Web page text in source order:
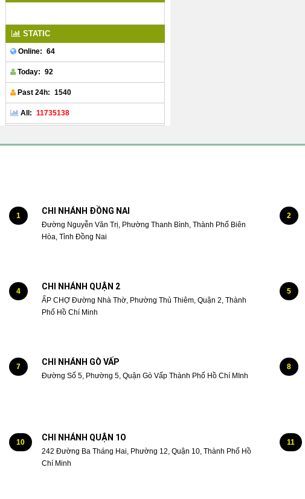
STATIC
Online: 64
Today: 92
Past 24h: 1540
All: 11735138
1 CHI NHÁNH ĐỒNG NAI
Đường Nguyễn Văn Trị, Phường Thanh Bình, Thành Phố Biên
Hòa, Tỉnh Đồng Nai
2
4 CHI NHÁNH QUẬN 2
ẤP CHỢ Đường Nhà Thờ, Phường Thủ Thiêm, Quận 2, Thành
Phố Hồ Chí Minh
5
7 CHI NHÁNH GÒ VẤP
Đường Số 5, Phường 5, Quận Gò Vấp Thành Phố Hồ Chí MInh
8
10 CHI NHÁNH QUẬN 1O
242 Đường Ba Tháng Hai, Phường 12, Quận 10, Thành Phố Hồ
Chí Minh
11